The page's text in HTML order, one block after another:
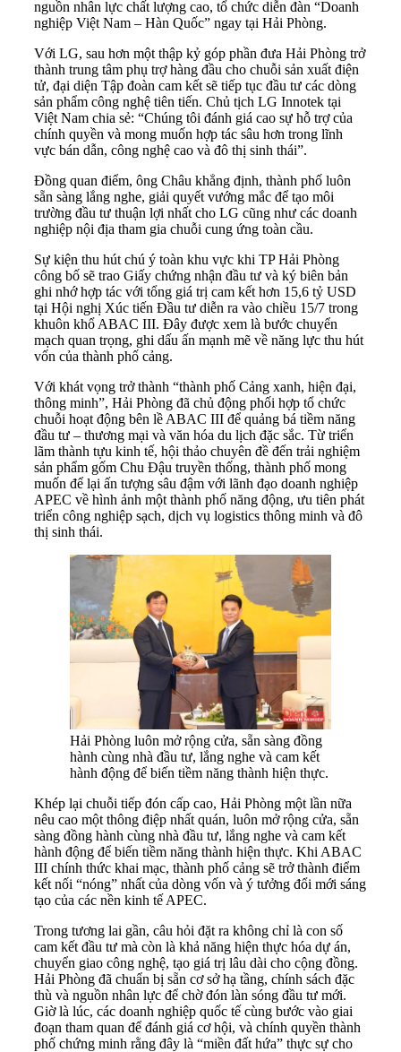
nguồn nhân lực chất lượng cao, tổ chức diễn đàn “Doanh
nghiệp Việt Nam – Hàn Quốc” ngay tại Hải Phòng.
Với LG, sau hơn một thập kỷ góp phần đưa Hải Phòng trở
thành trung tâm phụ trợ hàng đầu cho chuỗi sản xuất điện
tử, đại diện Tập đoàn cam kết sẽ tiếp tục đầu tư các dòng
sản phẩm công nghệ tiên tiến. Chủ tịch LG Innotek tại
Việt Nam chia sẻ: “Chúng tôi đánh giá cao sự hỗ trợ của
chính quyền và mong muốn hợp tác sâu hơn trong lĩnh
vực bán dẫn, công nghệ cao và đô thị sinh thái”.
Đồng quan điểm, ông Châu khẳng định, thành phố luôn
sẵn sàng lắng nghe, giải quyết vướng mắc để tạo môi
trường đầu tư thuận lợi nhất cho LG cũng như các doanh
nghiệp nội địa tham gia chuỗi cung ứng toàn cầu.
Sự kiện thu hút chú ý toàn khu vực khi TP Hải Phòng
công bố sẽ trao Giấy chứng nhận đầu tư và ký biên bản
ghi nhớ hợp tác với tổng giá trị cam kết hơn 15,6 tỷ USD
tại Hội nghị Xúc tiến Đầu tư diễn ra vào chiều 15/7 trong
khuôn khổ ABAC III. Đây được xem là bước chuyển
mạch quan trọng, ghi dấu ấn mạnh mẽ về năng lực thu hút
vốn của thành phố cảng.
Với khát vọng trở thành “thành phố Cảng xanh, hiện đại,
thông minh”, Hải Phòng đã chủ động phối hợp tổ chức
chuỗi hoạt động bên lề ABAC III để quảng bá tiềm năng
đầu tư – thương mại và văn hóa du lịch đặc sắc. Từ triển
lãm thành tựu kinh tế, hội thảo chuyên đề đến trải nghiệm
sản phẩm gốm Chu Đậu truyền thống, thành phố mong
muốn để lại ấn tượng sâu đậm với lãnh đạo doanh nghiệp
APEC về hình ảnh một thành phố năng động, ưu tiên phát
triển công nghiệp sạch, dịch vụ logistics thông minh và đô
thị sinh thái.
Hải Phòng luôn mở rộng cửa, sẵn sàng đồng
hành cùng nhà đầu tư, lắng nghe và cam kết
hành động để biến tiềm năng thành hiện thực.
Khép lại chuỗi tiếp đón cấp cao, Hải Phòng một lần nữa
nêu cao một thông điệp nhất quán, luôn mở rộng cửa, sẵn
sàng đồng hành cùng nhà đầu tư, lắng nghe và cam kết
hành động để biến tiềm năng thành hiện thực. Khi ABAC
III chính thức khai mạc, thành phố cảng sẽ trở thành điểm
kết nối “nóng” nhất của dòng vốn và ý tưởng đổi mới sáng
tạo của các nền kinh tế APEC.
Trong tương lai gần, câu hỏi đặt ra không chỉ là con số
cam kết đầu tư mà còn là khả năng hiện thực hóa dự án,
chuyển giao công nghệ, tạo giá trị lâu dài cho cộng đồng.
Hải Phòng đã chuẩn bị sẵn cơ sở hạ tầng, chính sách đặc
thù và nguồn nhân lực để chờ đón làn sóng đầu tư mới.
Giờ là lúc, các doanh nghiệp quốc tế cùng bước vào giai
đoạn tham quan để đánh giá cơ hội, và chính quyền thành
phố chứng minh rằng đây là “miền đất hứa” thực sự cho